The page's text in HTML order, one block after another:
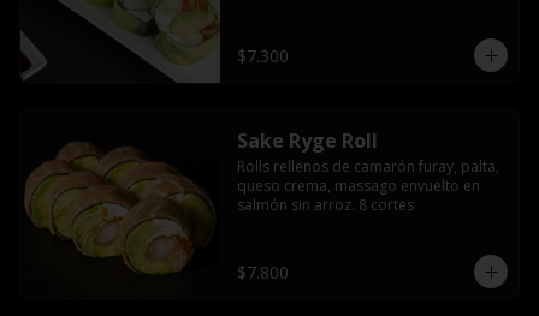
$7.300
Sake Ryge Roll
Rolls rellenos de camarón furay, palta,
queso crema, massago envuelto en
salmón sin arroz. 8 cortes
$7.800